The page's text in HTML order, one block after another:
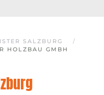
SALZBURG
HOLZBAU GMBH